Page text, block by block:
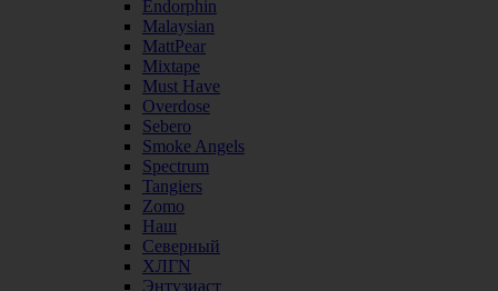
Endorphin
Malaysian
MattPear
Mixtape
Must Have
Overdose
Sebero
Smoke Angels
Spectrum
Tangiers
Zomo
Наш
Северный
ХЛГN
Энтузиаст